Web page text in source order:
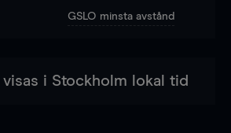
GSLO minsta avstånd
i Stockholm lokal tid